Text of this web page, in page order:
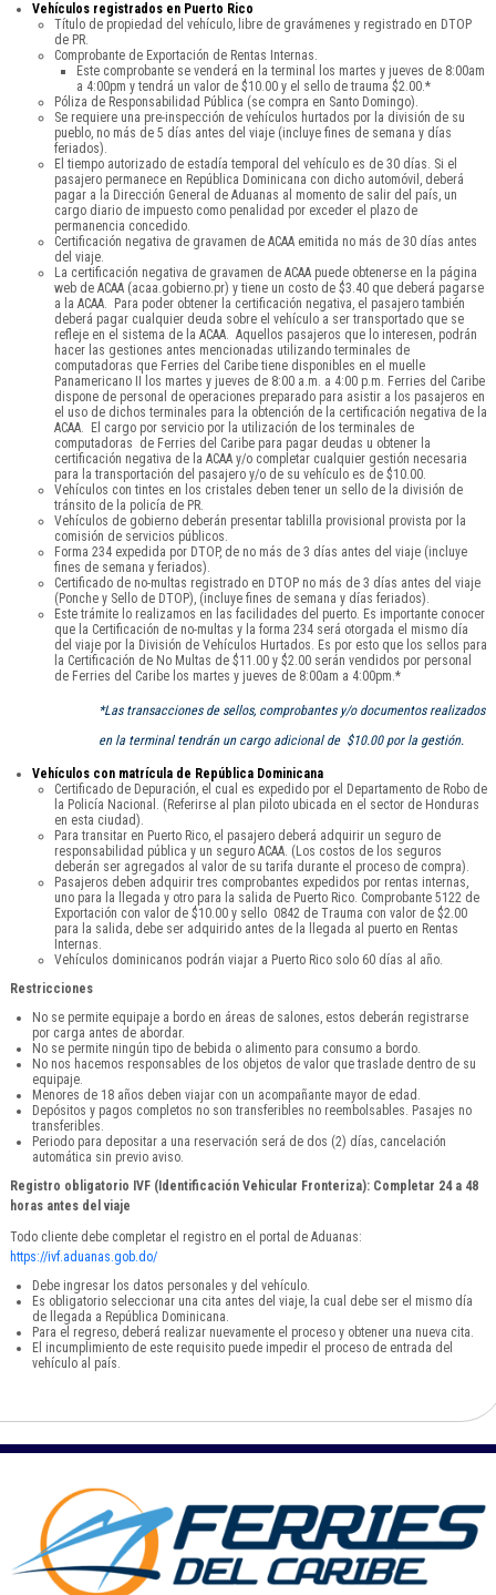
Vehículos registrados en Puerto Rico
Título de propiedad del vehículo, libre de gravámenes y registrado en DTOP
de PR.
Comprobante de Exportación de Rentas Internas.
Este comprobante se venderá en la terminal los martes y jueves de 8:00am
a 4:00pm y tendrá un valor de $10.00 y el sello de trauma $2.00.*
Póliza de Responsabilidad Pública (se compra en Santo Domingo).
Se requiere una pre-inspección de vehículos hurtados por la división de su
pueblo, no más de 5 días antes del viaje (incluye fines de semana y días
feriados).
El tiempo autorizado de estadía temporal del vehículo es de 30 días. Si el
pasajero permanece en República Dominicana con dicho automóvil, deberá
pagar a la Dirección General de Aduanas al momento de salir del país, un
cargo diario de impuesto como penalidad por exceder el plazo de
permanencia concedido.
Certificación negativa de gravamen de ACAA emitida no más de 30 días antes
del viaje.
La certificación negativa de gravamen de ACAA puede obtenerse en la página
web de ACAA (acaa.gobierno.pr) y tiene un costo de $3.40 que deberá pagarse
a la ACAA. Para poder obtener la certificación negativa, el pasajero también
deberá pagar cualquier deuda sobre el vehículo a ser transportado que se
refleje en el sistema de la ACAA. Aquellos pasajeros que lo interesen, podrán
hacer las gestiones antes mencionadas utilizando terminales de
computadoras que Ferries del Caribe tiene disponibles en el muelle
Panamericano II los martes y jueves de 8:00 a.m. a 4:00 p.m. Ferries del Caribe
dispone de personal de operaciones preparado para asistir a los pasajeros en
el uso de dichos terminales para la obtención de la certificación negativa de la
ACAA. El cargo por servicio por la utilización de los terminales de
computadoras de Ferries del Caribe para pagar deudas u obtener la
certificación negativa de la ACAA y/o completar cualquier gestión necesaria
para la transportación del pasajero y/o de su vehículo es de $10.00.
Vehículos con tintes en los cristales deben tener un sello de la división de
tránsito de la policía de PR.
Vehículos de gobierno deberán presentar tablilla provisional provista por la
comisión de servicios públicos.
Forma 234 expedida por DTOP, de no más de 3 días antes del viaje (incluye
fines de semana y feriados).
Certificado de no-multas registrado en DTOP no más de 3 días antes del viaje
(Ponche y Sello de DTOP), (incluye fines de semana y días feriados).
Este trámite lo realizamos en las facilidades del puerto. Es importante conocer
que la Certificación de no-multas y la forma 234 será otorgada el mismo día
del viaje por la División de Vehículos Hurtados. Es por esto que los sellos para
la Certificación de No Multas de $11.00 y $2.00 serán vendidos por personal
de Ferries del Caribe los martes y jueves de 8:00am a 4:00pm.*
*Las transacciones de sellos, comprobantes y/o documentos realizados
en la terminal tendrán un cargo adicional de $10.00 por la gestión.
Vehículos con matrícula de República Dominicana
Certificado de Depuración, el cual es expedido por el Departamento de Robo de
la Policía Nacional. (Referirse al plan piloto ubicada en el sector de Honduras
en esta ciudad).
Para transitar en Puerto Rico, el pasajero deberá adquirir un seguro de
responsabilidad pública y un seguro ACAA. (Los costos de los seguros
deberán ser agregados al valor de su tarifa durante el proceso de compra).
Pasajeros deben adquirir tres comprobantes expedidos por rentas internas,
uno para la llegada y otro para la salida de Puerto Rico. Comprobante 5122 de
Exportación con valor de $10.00 y sello 0842 de Trauma con valor de $2.00
para la salida, debe ser adquirido antes de la llegada al puerto en Rentas
Internas.
Vehículos dominicanos podrán viajar a Puerto Rico solo 60 días al año.
Restricciones
No se permite equipaje a bordo en áreas de salones, estos deberán registrarse
por carga antes de abordar.
No se permite ningún tipo de bebida o alimento para consumo a bordo.
No nos hacemos responsables de los objetos de valor que traslade dentro de su
equipaje.
Menores de 18 años deben viajar con un acompañante mayor de edad.
Depósitos y pagos completos no son transferibles no reembolsables. Pasajes no
transferibles.
Periodo para depositar a una reservación será de dos (2) días, cancelación
automática sin previo aviso.
Registro obligatorio IVF (Identificación Vehicular Fronteriza): Completar 24 a 48
horas antes del viaje
Todo cliente debe completar el registro en el portal de Aduanas:
https://ivf.aduanas.gob.do/
Debe ingresar los datos personales y del vehículo.
Es obligatorio seleccionar una cita antes del viaje, la cual debe ser el mismo día
de llegada a República Dominicana.
Para el regreso, deberá realizar nuevamente el proceso y obtener una nueva cita.
El incumplimiento de este requisito puede impedir el proceso de entrada del
vehículo al país.